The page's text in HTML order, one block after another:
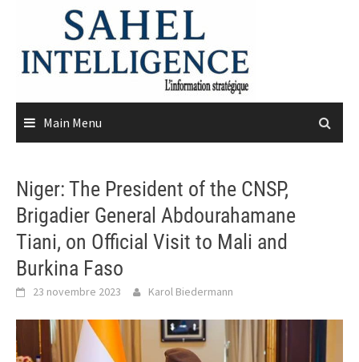
content
Main Menu
Niger: The President of the CNSP,
Brigadier General Abdourahamane
Tiani, on Official Visit to Mali and
Burkina Faso
23 novembre 2023 Karol Biedermann